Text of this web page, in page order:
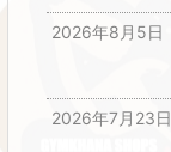
2026年8月5日
2026年7月23日